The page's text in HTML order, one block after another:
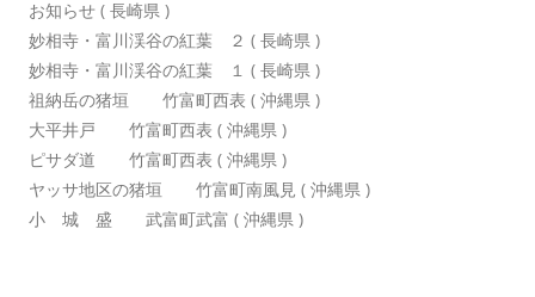
お知らせ ( 長崎県 )
妙相寺・富川渓谷の紅葉 ２ ( 長崎県 )
妙相寺・富川渓谷の紅葉 １ ( 長崎県 )
祖納岳の猪垣 竹富町西表 ( 沖縄県 )
大平井戸 竹富町西表 ( 沖縄県 )
ピサダ道 竹富町西表 ( 沖縄県 )
ヤッサ地区の猪垣 竹富町南風見 ( 沖縄県 )
小 城 盛 武富町武富 ( 沖縄県 )